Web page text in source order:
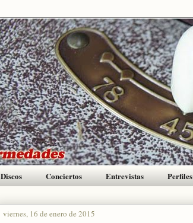
Discos Conciertos Entrevistas Perfiles
viernes, 16 de enero de 2015